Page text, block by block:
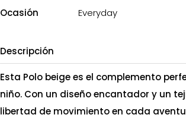
Ocasión
Everyday
Descripción
Esta Polo beige es el complemento
niño. Con un diseño encantador y un
libertad de movimiento en cada